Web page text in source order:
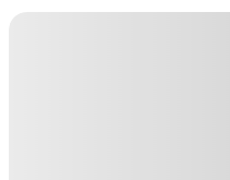
Herramientas de